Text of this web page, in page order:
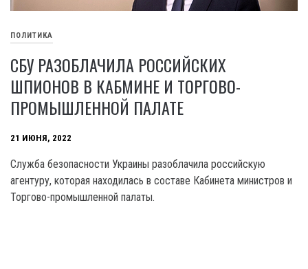
ПОЛИТИКА
СБУ РАЗОБЛАЧИЛА РОССИЙСКИХ
ШПИОНОВ В КАБМИНЕ И ТОРГОВО-
ПРОМЫШЛЕННОЙ ПАЛАТЕ
21 ИЮНЯ, 2022
Служба безопасности Украины разоблачила российскую
агентуру, которая находилась в составе Кабинета министров и
Торгово-промышленной палаты.